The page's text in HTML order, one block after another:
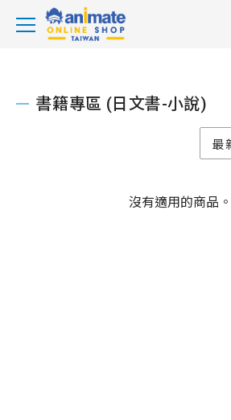
書籍專區 (日文書-小說)
沒有適用的商品。